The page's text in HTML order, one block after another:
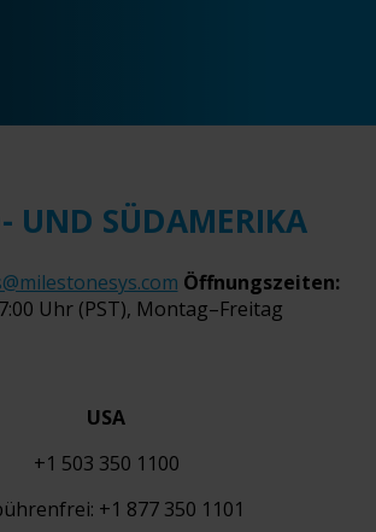
UND SÜDAMERIKA
Öffnungszeiten:
Uhr (PST), Montag–Freitag
USA
+1 503 350 1100
+1 877 350 1101